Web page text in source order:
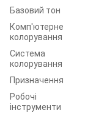
Базовий тон
Комп'ютерне
колорування
Система
колорування
Призначення
Робочі
інструменти